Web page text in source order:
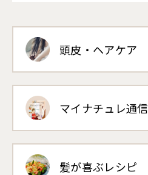
頭皮・ヘアケア
マイナチュレ通信
髪が喜ぶレシピ